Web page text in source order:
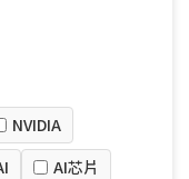
NVIDIA
AI芯片